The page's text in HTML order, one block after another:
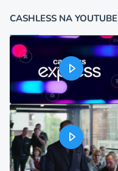
CASHLESS NA YOUTUBE